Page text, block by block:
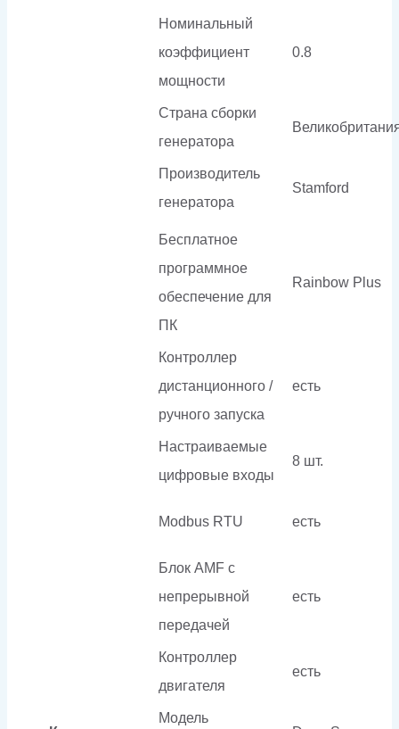
Номинальный
коэффициент
мощности
0.8
Страна сборки
генератора
Производитель
генератора
Stamford
Бесплатное
программное
обеспечение для
ПК
Rainbow Plus
Контроллер
дистанционного /
ручного запуска
есть
Настраиваемые
цифровые входы
8 шт.
Modbus RTU есть
Блок AMF с
непрерывной
передачей
есть
Контроллер
двигателя
есть
Модель